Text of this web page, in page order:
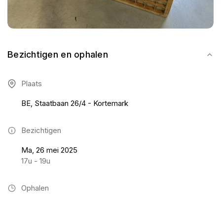
Bezichtigen en ophalen
Plaats
BE, Staatbaan 26/4 - Kortemark
Bezichtigen
Ma, 26 mei 2025
17u - 19u
Ophalen